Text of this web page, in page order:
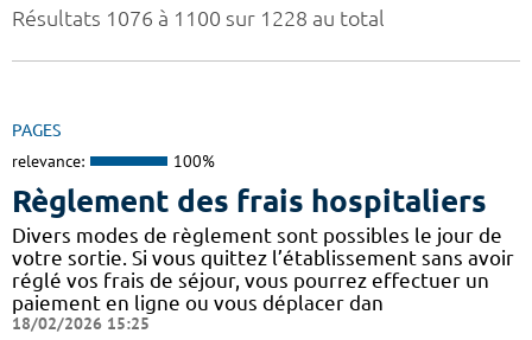
Résultats 1076 à 1100 sur 1228 au total
PAGES
relevance: 100%
Règlement des frais hospitaliers
Divers modes de règlement sont possibles le jour de
votre sortie. Si vous quittez l’établissement sans avoir
réglé vos frais de séjour, vous pourrez effectuer un
paiement en ligne ou vous déplacer dan
18/02/2026 15:25